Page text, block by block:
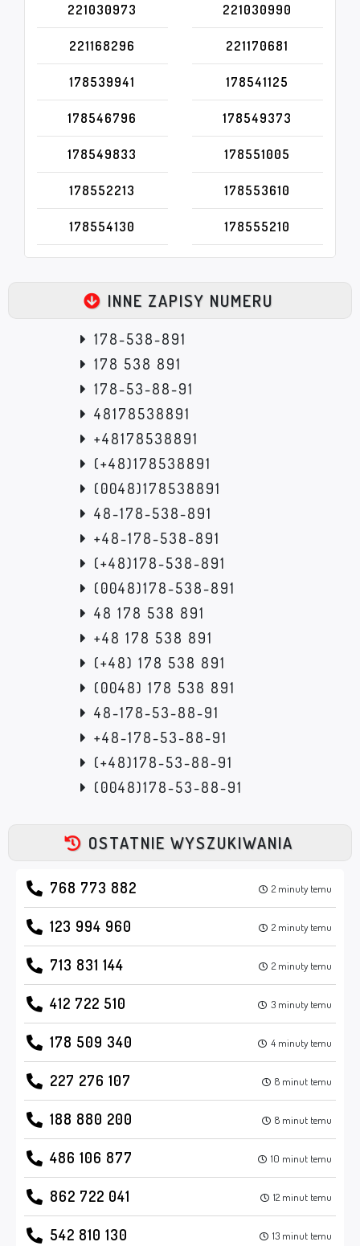
221030973 221030990
221168296 221170681
178539941 178541125
178546796 178549373
178549833 178551005
178552213 178553610
178554130 178555210
INNE ZAPISY NUMERU
178-538-891
178 538 891
178-53-88-91
48178538891
+48178538891
(+48)178538891
(0048)178538891
48-178-538-891
+48-178-538-891
(+48)178-538-891
(0048)178-538-891
48 178 538 891
+48 178 538 891
(+48) 178 538 891
(0048) 178 538 891
48-178-53-88-91
+48-178-53-88-91
(+48)178-53-88-91
(0048)178-53-88-91
OSTATNIE WYSZUKIWANIA
768 773 882 2 minuty temu
123 994 960 2 minuty temu
713 831 144 2 minuty temu
412 722 510 3 minuty temu
178 509 340 4 minuty temu
227 276 107 8 minut temu
188 880 200 8 minut temu
486 106 877 10 minut temu
862 722 041 12 minut temu
542 810 130 13 minut temu